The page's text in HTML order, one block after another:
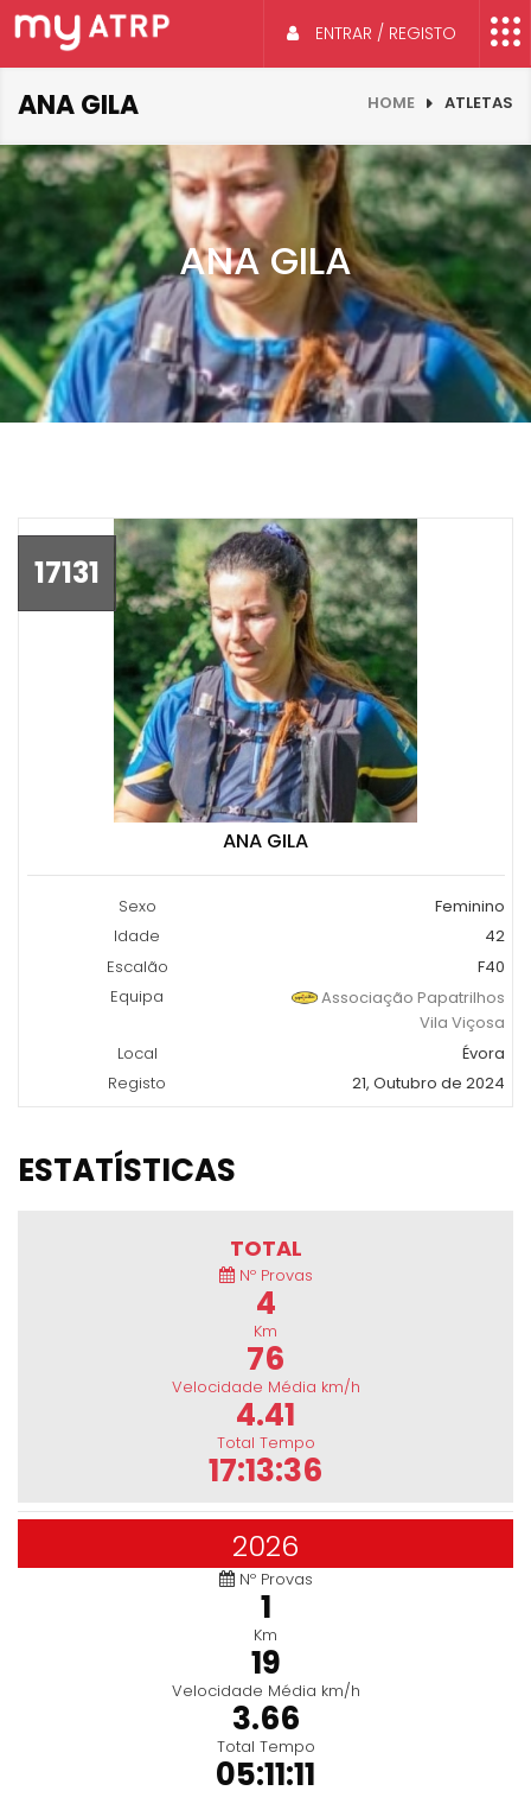
ENTRAR / REGISTO
ANA GILA HOME ATLETAS
ANA GILA
17131
ANA GILA
Sexo
Feminino
Idade
42
Escalão
F40
Equipa
Associação Papatrilhos
Vila Viçosa
Local
Évora
Registo
21, Outubro de 2024
ESTATÍSTICAS
TOTAL
Nº Provas
4
Km
76
Velocidade Média km/h
4.41
Total Tempo
17:13:36
2026
Nº Provas
1
Km
19
Velocidade Média km/h
3.66
Total Tempo
05:11:11